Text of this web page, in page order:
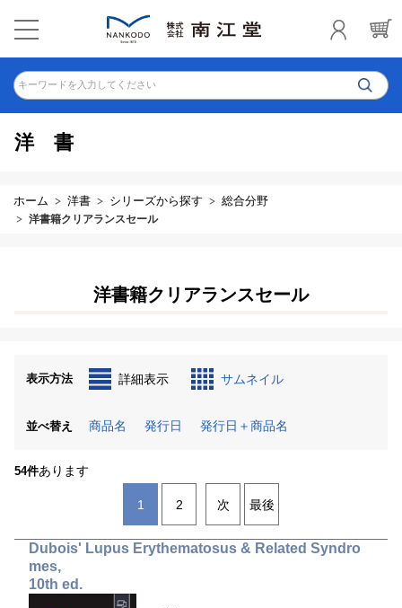
キーワードを入力してください
洋書
ホーム 洋書 シリーズから探す 総合分野
洋書籍クリアランスセール
洋書籍クリアランスセール
表示方法 詳細表示 サムネイル
並べ替え 商品名 発行日 発行日＋商品名
54件あります
1 2 次 最後
Dubois' Lupus Erythematosus & Related Syndro
mes,
10th ed.